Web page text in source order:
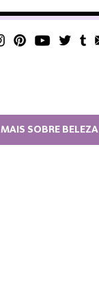
MAIS SOBRE BELEZA